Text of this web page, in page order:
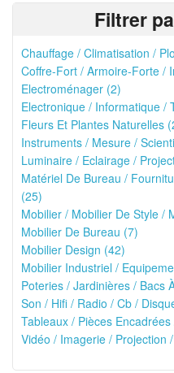
Filtrer
Chauffage / Climatisation /
Coffre-Fort / Armoire-Forte /
Electroménager (2)
Electronique / Informatique /
Fleurs Et Plantes Naturelles
Instruments / Mesure /
Luminaire / Eclairage /
Matériel De Bureau /
(25)
Mobilier / Mobilier De Style /
Mobilier De Bureau (7)
Mobilier Design (42)
Mobilier Industriel /
Poteries / Jardinières / Bacs
Son / Hifi / Radio / Cb /
Tableaux / Pièces
Vidéo / Imagerie / Projection